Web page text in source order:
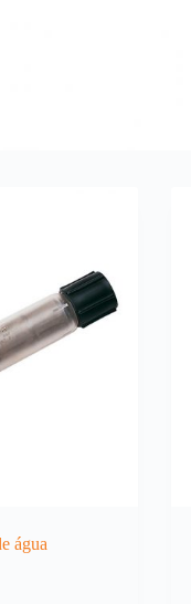
água